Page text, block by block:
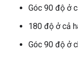
Góc 90 độ ở
180 độ ở cả
Góc 90 độ ở